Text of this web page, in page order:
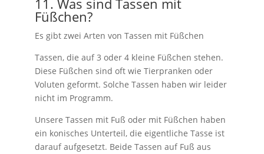
11. Was sind Tassen mit
Füßchen?
Es gibt zwei Arten von Tassen mit Füßchen
Tassen, die auf 3 oder 4 kleine Füßchen stehen.
Diese Füßchen sind oft wie Tierpranken oder
Voluten geformt. Solche Tassen haben wir leider
nicht im Programm.
Unsere Tassen mit Fuß oder mit Füßchen haben
ein konisches Unterteil, die eigentliche Tasse ist
darauf aufgesetzt. Beide Tassen auf Fuß aus